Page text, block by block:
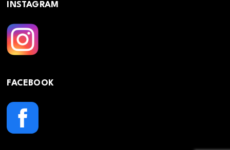
INSTAGRAM
FACEBOOK